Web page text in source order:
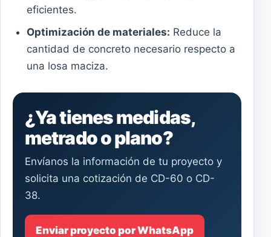
eficientes.
Optimización de materiales: Reduce la
cantidad de concreto necesario respecto a
una losa maciza.
¿Ya tienes medidas,
metrado o plano?
Envíanos la información de tu proyecto y
solicita una cotización de CD-60 o CD-
38.
Enviar proyecto por WhatsApp